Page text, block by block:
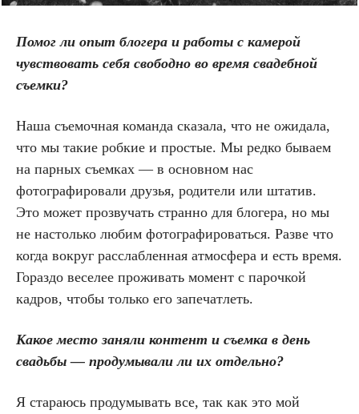
Помог ли опыт блогера и работы с камерой
чувствовать себя свободно во время свадебной
съемки?
Наша съемочная команда сказала, что не ожидала,
что мы такие робкие и простые. Мы редко бываем
на парных съемках — в основном нас
фотографировали друзья, родители или штатив.
Это может прозвучать странно для блогера, но мы
не настолько любим фотографироваться. Разве что
когда вокруг расслабленная атмосфера и есть время.
Гораздо веселее проживать момент с парочкой
кадров, чтобы только его запечатлеть.
Какое место заняли контент и съемка в день
свадьбы — продумывали ли их отдельно?
Я стараюсь продумывать все, так как это мой